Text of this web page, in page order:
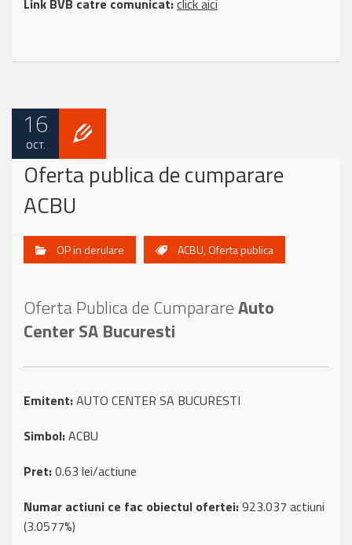
Link BVB catre comunicat:click aici
16
OCT.
Oferta publica de cumparare
ACBU
OP in derulare ACBU,Oferta publica
Oferta Publica de CumparareAuto
Center SA Bucuresti
Emitent:AUTO CENTER SA BUCURESTI
Simbol:ACBU
Pret:0.63 lei/actiune
Numar actiuni ce fac obiectul ofertei:923.037 actiuni
(3.0577%)